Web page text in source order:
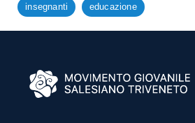
insegnanti educazione